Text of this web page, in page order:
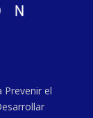
Prevenir el